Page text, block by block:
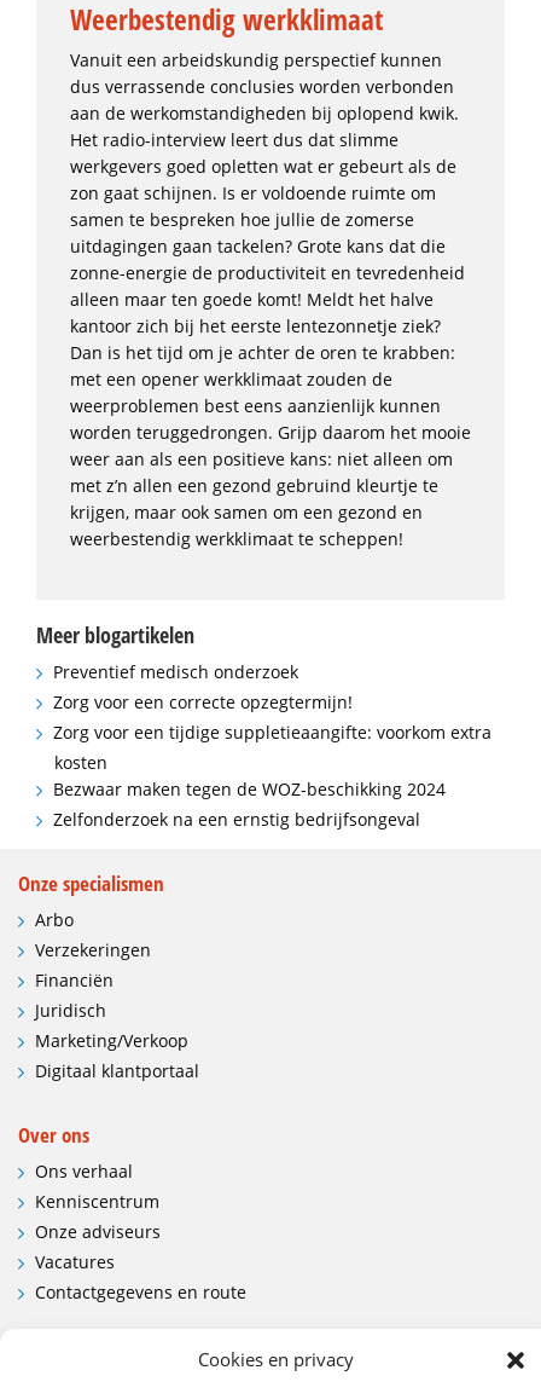
Cookies en privacy
Weerbestendig werkklimaat
Vanuit een arbeidskundig perspectief kunnen
dus verrassende conclusies worden verbonden
aan de werkomstandigheden bij oplopend kwik.
Het radio-interview leert dus dat slimme
werkgevers goed opletten wat er gebeurt als de
zon gaat schijnen. Is er voldoende ruimte om
samen te bespreken hoe jullie de zomerse
uitdagingen gaan tackelen? Grote kans dat die
zonne-energie de productiviteit en tevredenheid
alleen maar ten goede komt! Meldt het halve
kantoor zich bij het eerste lentezonnetje ziek?
Dan is het tijd om je achter de oren te krabben:
met een opener werkklimaat zouden de
weerproblemen best eens aanzienlijk kunnen
worden teruggedrongen. Grijp daarom het mooie
weer aan als een positieve kans: niet alleen om
met z’n allen een gezond gebruind kleurtje te
krijgen, maar ook samen om een gezond en
weerbestendig werkklimaat te scheppen!
Meer blogartikelen
Preventief medisch onderzoek
Zorg voor een correcte opzegtermijn!
Zorg voor een tijdige suppletieaangifte: voorkom extra
kosten
Bezwaar maken tegen de WOZ-beschikking 2024
Zelfonderzoek na een ernstig bedrijfsongeval
Onze specialismen
Arbo
Verzekeringen
Financiën
Juridisch
Marketing/Verkoop
Digitaal klantportaal
Over ons
Ons verhaal
Kenniscentrum
Onze adviseurs
Vacatures
Contactgegevens en route